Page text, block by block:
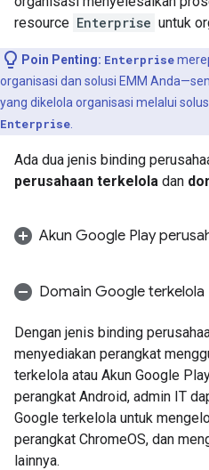
resource Enterprise untuk
Poin Penting: Enterprise
organisasi dan solusi EMM
yang dikelola organisasi melalui
Enterprise
Ada dua jenis binding
perusahaan terkelola dan
Akun Google Play
Domain Google terkelola
Dengan jenis binding
menyediakan perangkat
terkelola atau Akun Google
perangkat Android, admin IT
Google terkelola untuk
perangkat ChromeOS, dan
lainnya.